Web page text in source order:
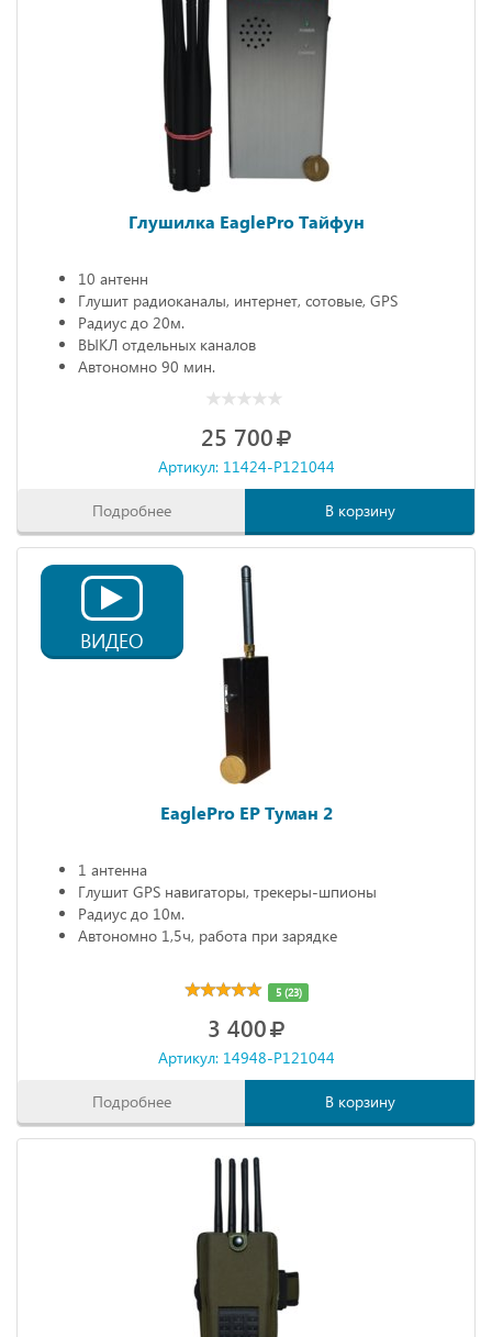
Глушилка EaglePro Тайфун
10 антенн
Глушит радиоканалы, интернет, сотовые, GPS
Радиус до 20м.
ВЫКЛ отдельных каналов
Автономно 90 мин.
25 700
Артикул: 11424-P121044
Подробнее В корзину
ВИДЕО
EaglePro EP Туман 2
1 антенна
Глушит GPS навигаторы, трекеры-шпионы
Радиус до 10м.
Автономно 1,5ч, работа при зарядке
5 (23)
3 400
Артикул: 14948-P121044
Подробнее В корзину